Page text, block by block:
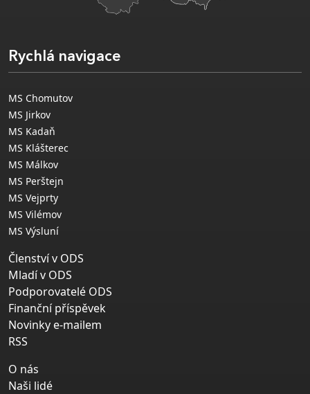
Rychlá navigace
MS Chomutov
MS Jirkov
MS Kadaň
MS Klášterec
MS Málkov
MS Perštejn
MS Vejprty
MS Vilémov
MS Výsluní
Členství v ODS
Mladí v ODS
Podporovatelé ODS
Finanční příspěvek
Novinky e-mailem
RSS
O nás
Naši lidé